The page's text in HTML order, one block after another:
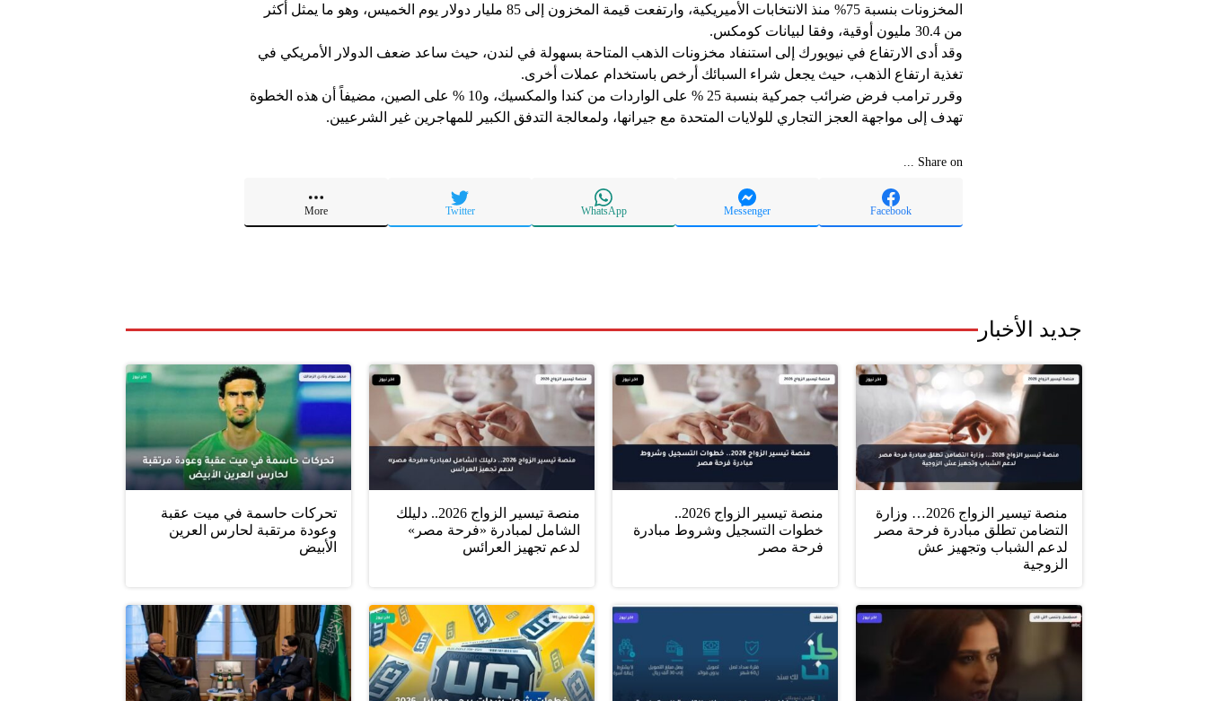
المخزونات بنسبة 75% منذ الانتخابات الأميريكية، وارتفعت قيمة المخزون إلى 85 مليار دولار يوم الخميس، وهو ما يمثل أكثر
من 30.4 مليون أوقية، وفقا لبيانات كومكس.
وقد أدى الارتفاع في نيويورك إلى استنفاد مخزونات الذهب المتاحة بسهولة في لندن، حيث ساعد ضعف الدولار الأمريكي في
تغذية ارتفاع الذهب، حيث يجعل شراء السبائك أرخص باستخدام عملات أخرى.
وقرر ترامب فرض ضرائب جمركية بنسبة 25 % على الواردات من كندا والمكسيك، و10 % على الصين، مضيفاً أن هذه الخطوة
تهدف إلى مواجهة العجز التجاري للولايات المتحدة مع جيرانها، ولمعالجة التدفق الكبير للمهاجرين غير الشرعيين.
Share on ...
Facebook
Messenger
WhatsApp
Twitter
More
جديد الأخبار
منصة تيسير الزواج 2026… وزارة
التضامن تطلق مبادرة فرحة مصر
لدعم الشباب وتجهيز عش
الزوجية
منصة تيسير الزواج 2026..
خطوات التسجيل وشروط مبادرة
فرحة مصر
منصة تيسير الزواج 2026.. دليلك
الشامل لمبادرة «فرحة مصر»
لدعم تجهيز العرائس
تحركات حاسمة في ميت عقبة
وعودة مرتقبة لحارس العرين
الأبيض